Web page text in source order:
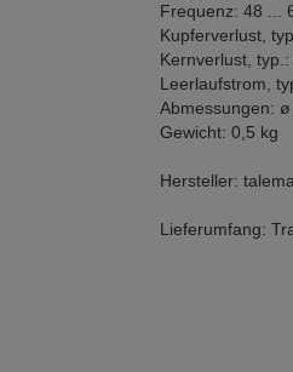
Frequenz: 48 ...
Kupferverlust,
Kernverlust,
Leerlaufstrom,
Abmessungen:
Gewicht: 0,5 kg
Hersteller: talema
Lieferumfang: